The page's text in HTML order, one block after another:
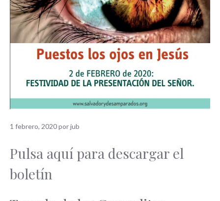
1 febrero, 2020porjub
Pulsa aquí para descargar el
boletín